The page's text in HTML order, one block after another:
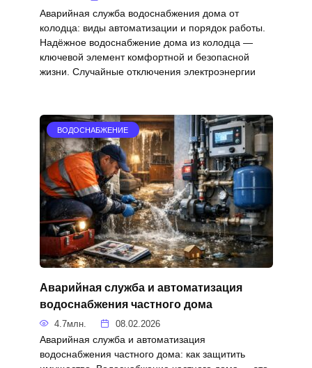
Аварийная служба водоснабжения дома от
колодца: виды автоматизации и порядок работы.
Надёжное водоснабжение дома из колодца —
ключевой элемент комфортной и безопасной
жизни. Случайные отключения электроэнергии
ВОДОСНАБЖЕНИЕ
Аварийная служба и автоматизация
водоснабжения частного дома
4.7млн. 08.02.2026
Аварийная служба и автоматизация
водоснабжения частного дома: как защитить